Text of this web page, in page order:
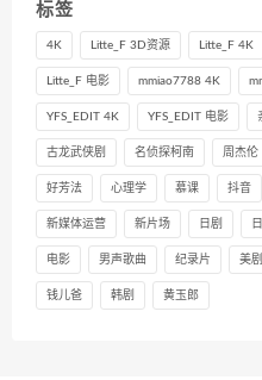
标签
4K Litte_F 3D资源 Litte_F 4K
Litte_F 电影 mmiao7788 4K
YFS_EDIT 4K YFS_EDIT 电影
古龙武侠剧 名侦探柯南 周杰伦
好芳法 心理学 慕课 抖音
新媒体运营 新片场 日剧
电影 男声歌曲 纪录片 美剧
钱儿爸 韩剧 黄玉郎